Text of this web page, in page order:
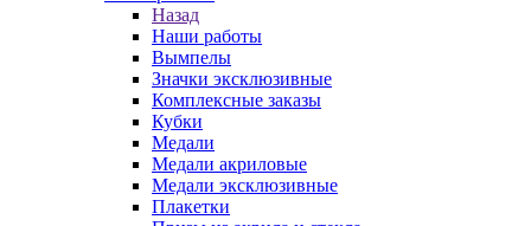
Назад
Наши работы
Вымпелы
Значки эксклюзивные
Комплексные заказы
Кубки
Медали
Медали акриловые
Медали эксклюзивные
Плакетки